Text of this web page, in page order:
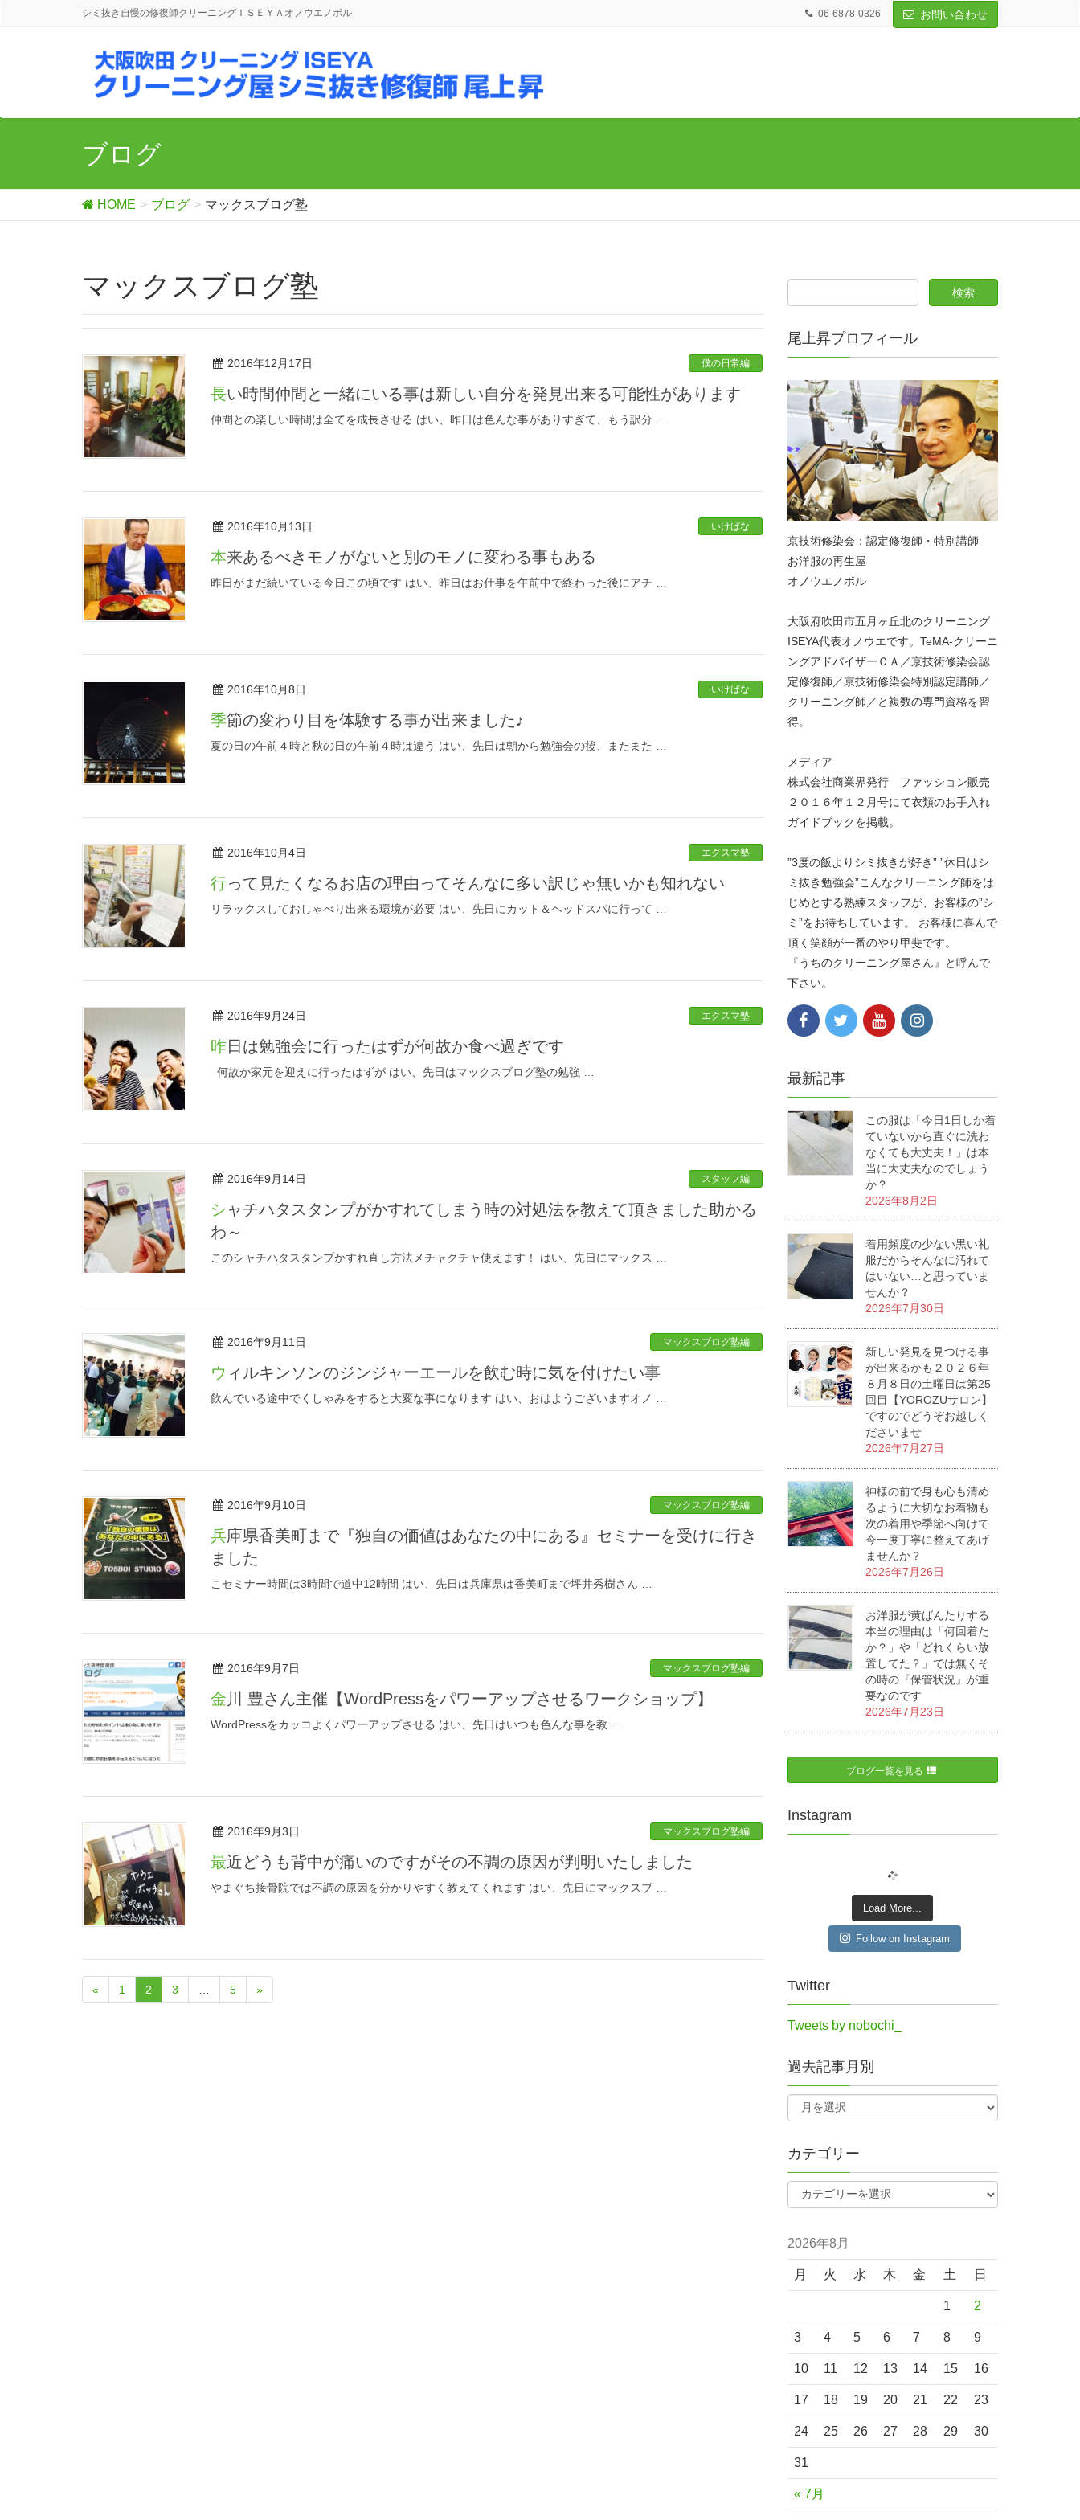
シミ抜き自慢の修復師クリーニングＩＳＥＹＡオノウエノボル 06-6878-0326 お問い合わせ
ブログ
HOME ブログ マックスブログ塾
マックスブログ塾
2016年12月17日 僕の日常編
長い時間仲間と一緒にいる事は新しい自分を発見出来る可能性があります
仲間との楽しい時間は全てを成長させる はい、昨日は色んな事がありすぎて、もう訳分 …
2016年10月13日 いけばな
本来あるべきモノがないと別のモノに変わる事もある
昨日がまだ続いている今日この頃です はい、昨日はお仕事を午前中で終わった後にアチ …
2016年10月8日 いけばな
季節の変わり目を体験する事が出来ました♪
夏の日の午前４時と秋の日の午前４時は違う はい、先日は朝から勉強会の後、またまた …
2016年10月4日 エクスマ塾
行って見たくなるお店の理由ってそんなに多い訳じゃ無いかも知れない
リラックスしておしゃべり出来る環境が必要 はい、先日にカット＆ヘッドスパに行って …
2016年9月24日 エクスマ塾
昨日は勉強会に行ったはずが何故か食べ過ぎです
何故か家元を迎えに行ったはずが はい、先日はマックスブログ塾の勉強 …
2016年9月14日 スタッフ編
シャチハタスタンプがかすれてしまう時の対処法を教えて頂きました助かる
わ～
このシャチハタスタンプかすれ直し方法メチャクチャ使えます！ はい、先日にマックス …
2016年9月11日 マックスブログ塾編
ウィルキンソンのジンジャーエールを飲む時に気を付けたい事
飲んでいる途中でくしゃみをすると大変な事になります はい、おはようございますオノ …
2016年9月10日 マックスブログ塾編
兵庫県香美町まで『独自の価値はあなたの中にある』セミナーを受けに行き
ました
こセミナー時間は3時間で道中12時間 はい、先日は兵庫県は香美町まで坪井秀樹さん …
2016年9月7日 マックスブログ塾編
金川 豊さん主催【WordPressをパワーアップさせるワークショップ】
WordPressをカッコよくパワーアップさせる はい、先日はいつも色んな事を教 …
2016年9月3日 マックスブログ塾編
最近どうも背中が痛いのですがその不調の原因が判明いたしました
やまぐち接骨院では不調の原因を分かりやすく教えてくれます はい、先日にマックスブ …
« 1 2 3 5 »
尾上昇プロフィール
京技術修染会：認定修復師・特別講師
お洋服の再生屋
オノウエノボル
大阪府吹田市五月ヶ丘北のクリーニング
ISEYA代表オノウエです。TeMA-クリーニ
ングアドバイザーＣＡ／京技術修染会認
定修復師／京技術修染会特別認定講師／
クリーニング師／と複数の専門資格を習
得。
メディア
株式会社商業界発行 ファッション販売
２０１６年１２月号にて衣類のお手入れ
ガイドブックを掲載。
”3度の飯よりシミ抜きが好き” ”休日はシ
ミ抜き勉強会”こんなクリーニング師をは
じめとする熟練スタッフが、お客様の”シ
ミ”をお待ちしています。 お客様に喜んで
頂く笑顔が一番のやり甲斐です。
『うちのクリーニング屋さん』と呼んで
下さい。
最新記事
この服は「今日1日しか着
ていないから直ぐに洗わ
なくても大丈夫！」は本
当に大丈夫なのでしょう
か？
2026年8月2日
着用頻度の少ない黒い礼
服だからそんなに汚れて
はいない…と思っていま
せんか？
2026年7月30日
新しい発見を見つける事
が出来るかも２０２６年
８月８日の土曜日は第25
回目【YOROZUサロン】
ですのでどうぞお越しく
ださいませ
2026年7月27日
神様の前で身も心も清め
るように大切なお着物も
次の着用や季節へ向けて
今一度丁寧に整えてあげ
ませんか？
2026年7月26日
お洋服が黄ばんたりする
本当の理由は「何回着た
か？」や「どれくらい放
置してた？」では無くそ
の時の『保管状況』が重
要なのです
2026年7月23日
ブログ一覧を見る
Instagram
Load More...
Follow on Instagram
Twitter
Tweets by nobochi_
過去記事月別
カテゴリー
2026年8月
月 火 水 木 金 土 日
« 7月
1 2
3 4 5 6 7 8 9
10 11 12 13 14 15 16
17 18 19 20 21 22 23
24 25 26 27 28 29 30
31